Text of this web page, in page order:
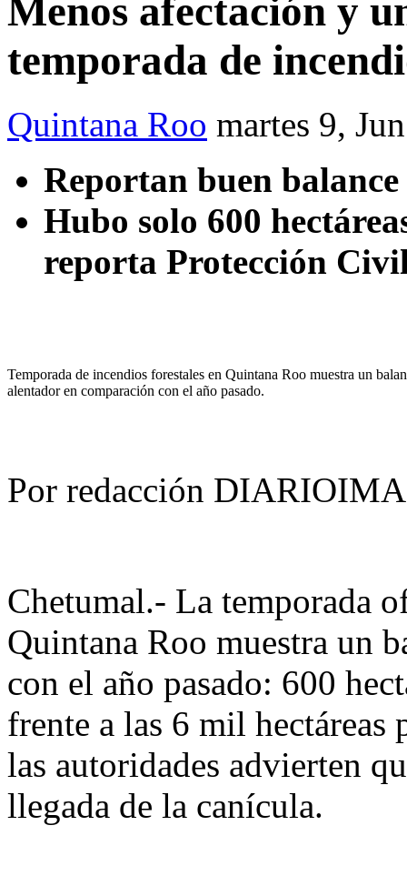
Menos afectación y
temporada de
Quintana Roo martes 9,
Reportan buen
Hubo solo 600
reporta Protección
Temporada de incendios forestales en Quintana Roo muestra un
alentador en comparación con el año pasado.
Por redacción
Chetumal.- La temporada
Quintana Roo muestra un
con el año pasado: 600
frente a las 6 mil hectáreas
las autoridades advierten
llegada de la canícula.